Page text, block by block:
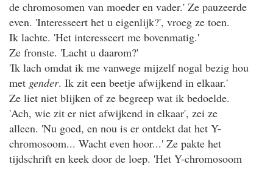
de chromosomen van moeder en vader.' Ze pauzeerde
even. 'Interesseert het u eigenlijk?', vroeg ze toen.
Ik lachte. 'Het interesseert me bovenmatig.'
Ze fronste. 'Lacht u daarom?'
'Ik lach omdat ik me vanwege mijzelf nogal bezig hou
met gender. Ik zit een beetje afwijkend in elkaar.'
Ze liet niet blijken of ze begreep wat ik bedoelde.
'Ach, wie zit er niet afwijkend in elkaar', zei ze
alleen. 'Nu goed, en nou is er ontdekt dat het Y-
chromosoom... Wacht even hoor...' Ze pakte het
tijdschrift en keek door de loep. 'Het Y-chromosoom